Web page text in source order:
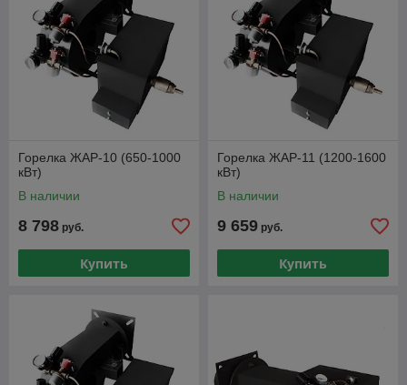
Горелка ЖАР-10 (650-1000
кВт)
В наличии
8 798 руб.
Купить
Горелка ЖАР-11 (1200-1600
кВт)
В наличии
9 659 руб.
Купить